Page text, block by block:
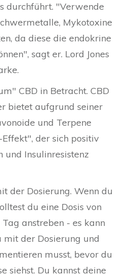
durchführt. "Verwende
Mykotoxine
da diese die endokrine
sagt er. Lord Jones
CBD in Betracht. CBD
bietet aufgrund seiner
und Terpene
der sich positiv
und Insulinresistenz
der Dosierung. Wenn du
du eine Dosis von
anstreben - es kann
mit der Dosierung und
musst, bevor du
siehst. Du kannst deine